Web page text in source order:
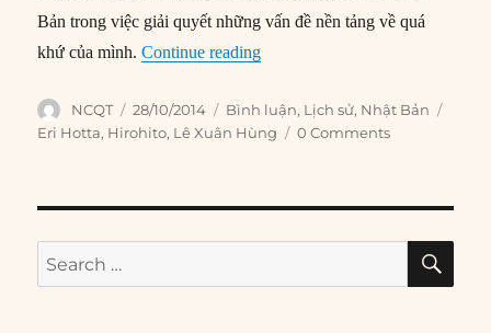
Bản trong việc giải quyết những vấn đề nền tảng về quá
khứ của mình.Continue reading“Bóng ma của Nhật hoàng
Author
NCQT
Posted
on
28/10/2014 Categories
Bình luận, Lịch sử, Nhật Bản
Eri Hotta, Hirohito, Lê Xuân Hùng 0 Comments
Search
for: